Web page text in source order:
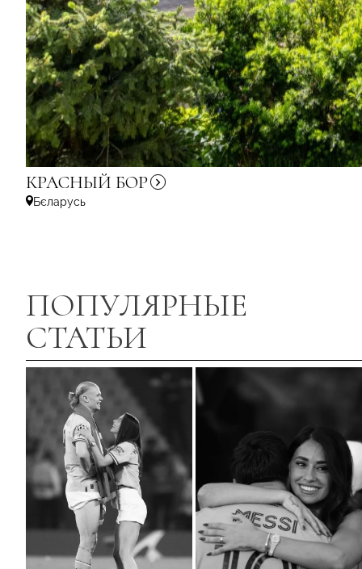
КРАСНЫЙ БОР
Бєларусь
ПОПУЛЯРНЫЕ
СТАТЬИ